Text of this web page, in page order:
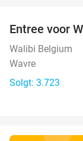
Entree voor
Walibi Belgium
Wavre
Solgt: 3.723